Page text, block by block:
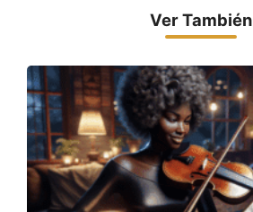
Ver También